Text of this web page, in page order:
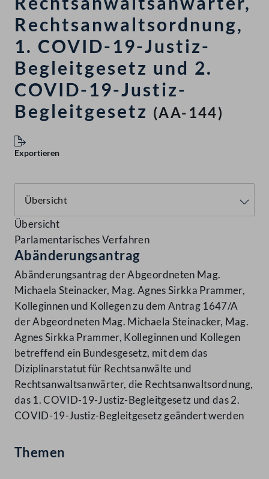
Rechtsanwaltsordnung,
1. COVID-19-Justiz-
Begleitgesetz und 2.
COVID-19-Justiz-
Begleitgesetz (AA-144)
Exportieren
Übersicht
Parlamentarisches Verfahren
Abänderungsantrag
Abänderungsantrag der Abgeordneten Mag.
Michaela Steinacker, Mag. Agnes Sirkka Prammer,
Kolleginnen und Kollegen zu dem Antrag 1647/A
der Abgeordneten Mag. Michaela Steinacker, Mag.
Agnes Sirkka Prammer, Kolleginnen und Kollegen
betreffend ein Bundesgesetz, mit dem das
Diziplinarstatut für Rechtsanwälte und
Rechtsanwaltsanwärter, die Rechtsanwaltsordnung,
das 1. COVID-19-Justiz-Begleitgesetz und das 2.
COVID-19-Justiz-Begleitgesetz geändert werden
Themen